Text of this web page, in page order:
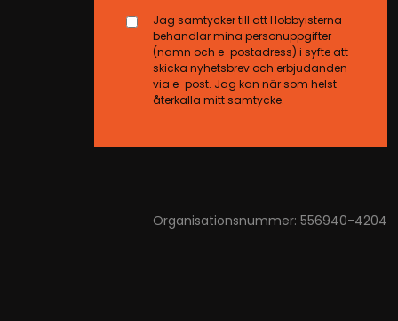
Jag samtycker till att Hobbyisterna
behandlar mina personuppgifter
(namn och e-postadress) i syfte att
skicka nyhetsbrev och erbjudanden
via e-post. Jag kan när som helst
återkalla mitt samtycke.
Organisationsnummer: 556940-4204